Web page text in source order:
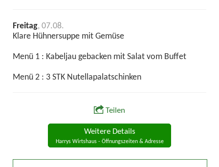
Freitag, 07.08.
Klare Hühnersuppe mit Gemüse
Menü 1 : Kabeljau gebacken mit Salat vom Buffet
Menü 2 : 3 STK Nutellapalatschinken
Teilen
Weitere Details
Harrys Wirtshaus - Öffnungszeiten & Adresse